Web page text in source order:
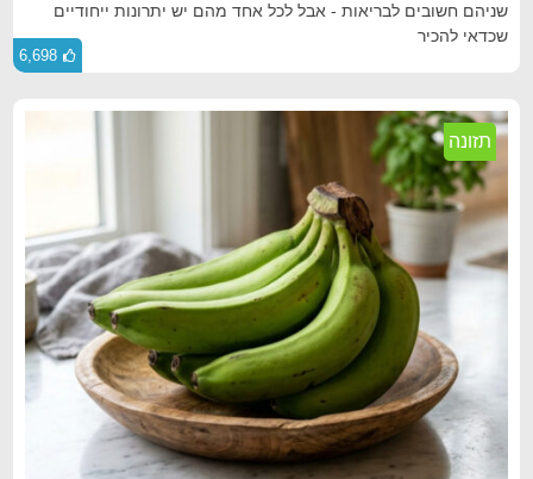
שניהם חשובים לבריאות - אבל לכל אחד מהם יש יתרונות ייחודיים
שכדאי להכיר
6,698
תזונה